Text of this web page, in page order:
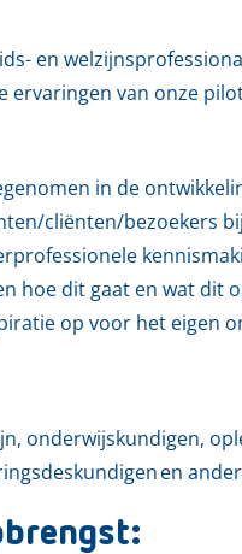
en
van onze
in de
cliënten/bezoekers bij
hoe dit gaat en wat dit
op voor het eigen
onderwijskundigen,
en